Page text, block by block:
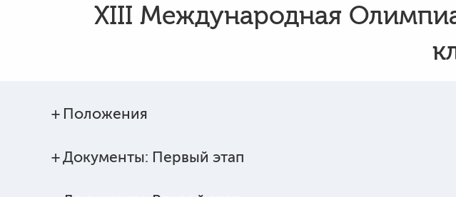
XIII Международная
Положения
Документы: Первый этап